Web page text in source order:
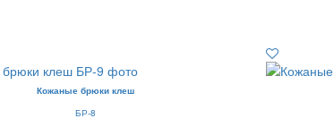
Кожаные брюки клеш
БР-8